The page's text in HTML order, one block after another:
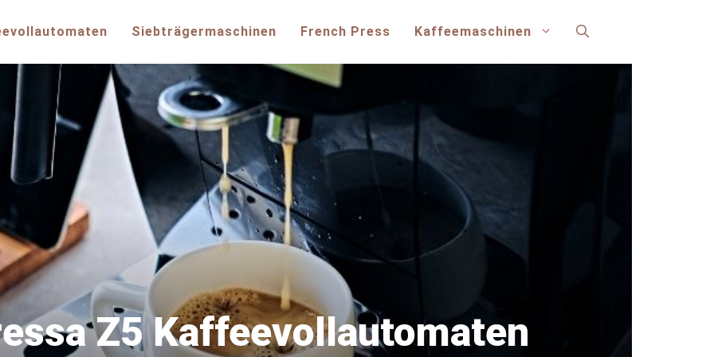
Siebträgermaschinen French Press Kaffeemaschinen
Z5 Kaffeevollautomaten